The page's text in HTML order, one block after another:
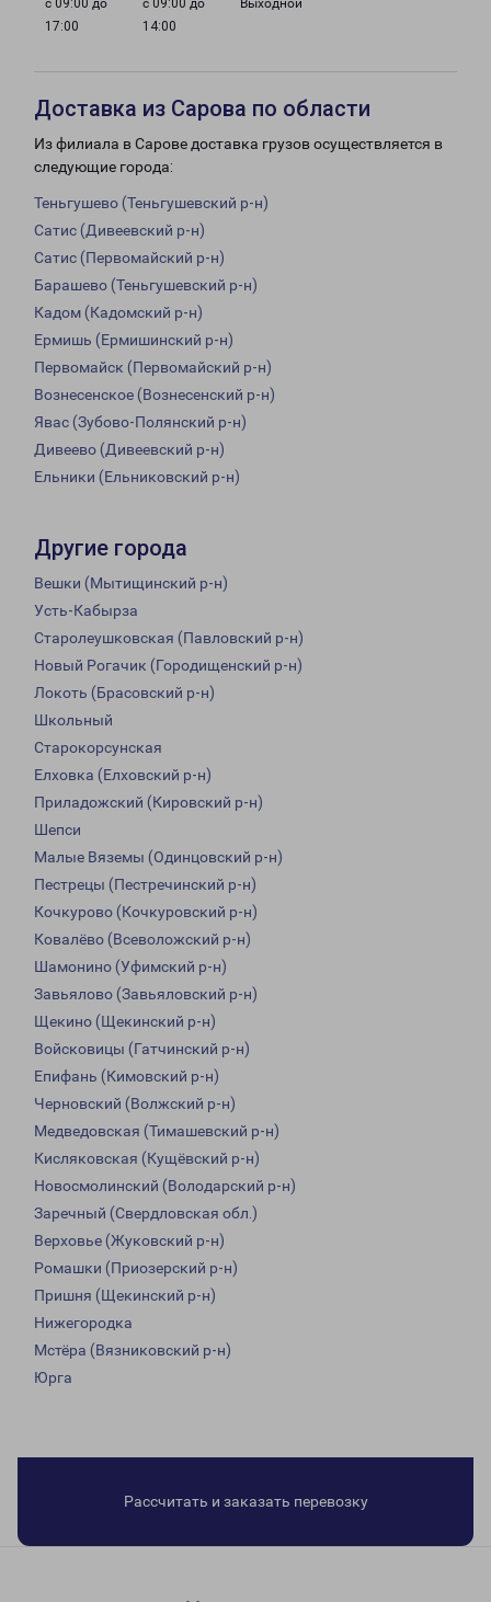
с 09:00 до
17:00
с 09:00 до
14:00
Выходной
Доставка из Сарова по области
Из филиала в Сарове доставка грузов осуществляется в
следующие города:
Теньгушево (Теньгушевский р-н)
Сатис (Дивеевский р-н)
Сатис (Первомайский р-н)
Барашево (Теньгушевский р-н)
Кадом (Кадомский р-н)
Ермишь (Ермишинский р-н)
Первомайск (Первомайский р-н)
Вознесенское (Вознесенский р-н)
Явас (Зубово-Полянский р-н)
Дивеево (Дивеевский р-н)
Ельники (Ельниковский р-н)
Другие города
Вешки (Мытищинский р-н)
Усть-Кабырза
Старолеушковская (Павловский р-н)
Новый Рогачик (Городищенский р-н)
Локоть (Брасовский р-н)
Школьный
Старокорсунская
Елховка (Елховский р-н)
Приладожский (Кировский р-н)
Шепси
Малые Вяземы (Одинцовский р-н)
Пестрецы (Пестречинский р-н)
Кочкурово (Кочкуровский р-н)
Ковалёво (Всеволожский р-н)
Шамонино (Уфимский р-н)
Завьялово (Завьяловский р-н)
Щекино (Щекинский р-н)
Войсковицы (Гатчинский р-н)
Епифань (Кимовский р-н)
Черновский (Волжский р-н)
Медведовская (Тимашевский р-н)
Кисляковская (Кущёвский р-н)
Новосмолинский (Володарский р-н)
Заречный (Свердловская обл.)
Верховье (Жуковский р-н)
Ромашки (Приозерский р-н)
Пришня (Щекинский р-н)
Нижегородка
Мстёра (Вязниковский р-н)
Юрга
Рассчитать и заказать перевозку